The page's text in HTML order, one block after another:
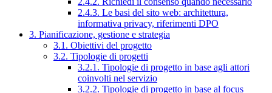
2.4.3. Le basi del sito web: architettura,
informativa privacy, riferimenti DPO
3. Pianificazione, gestione e strategia
3.1. Obiettivi del progetto
3.2. Tipologie di progetti
3.2.1. Tipologie di progetto in base agli attori
coinvolti nel servizio
3.2.2. Tipologie di progetto in base al focus